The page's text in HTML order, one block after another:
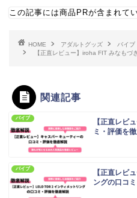
この記事には商品PRが含まれて
HOME アダルトグッズ
バイブ
【正直レビュー】iroha FIT みなもづ
関連記事
バイブ
【正直レビ
ミ・評価を
バイブ
【正直レビ
ングの口コ